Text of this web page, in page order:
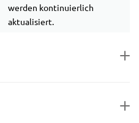
werden kontinuierlich
aktualisiert.